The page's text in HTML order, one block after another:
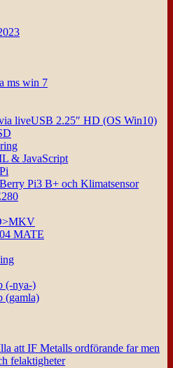
ms win 7
liveUSB 2.25″ HD (OS Win10)
& JavaScript
Pi3 B+ och Klimatsensor
MATE
(-nya-)
(gamla)
att IF Metalls ordförande far men
felaktigheter